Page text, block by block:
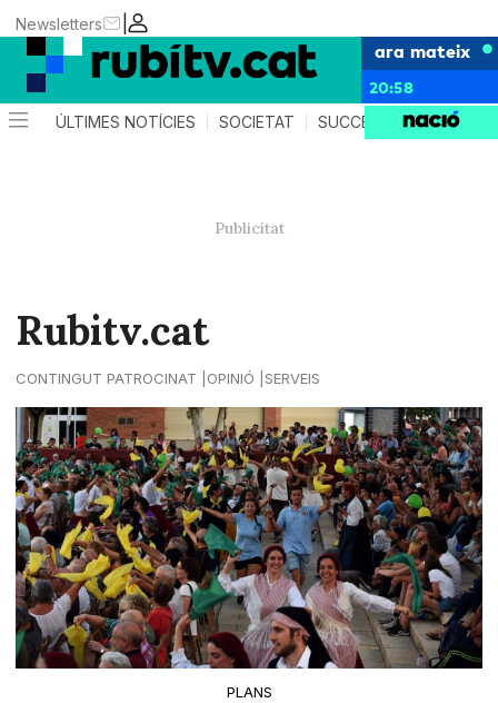
|
Newsletters
ara mateix
20:58
ÚLTIMES NOTÍCIES SOCIETAT SUCCESSOS
Rubitv.cat
CONTINGUT PATROCINAT OPINIÓ SERVEIS
PLANS